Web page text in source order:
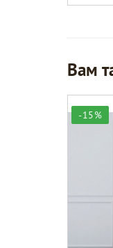
Вам
-15%